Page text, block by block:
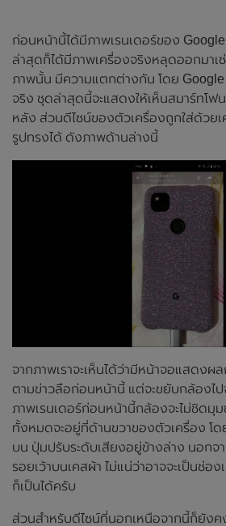
ก่อนหน้านี้ได้มีภาพเรนเดอร์ของ
ล่าสุดก็ได้มีภาพเครื่องจริงหลุดออกมา
ภาพนั้น มีความแตกต่างกัน โดย
จริง ชุดล่าสุดนี้จะแสดงให้เห็นสมาร์ทโฟ
หลัง ส่วนดีไซน์ของตัวเครื่องถูกใส่ด้วย
รูปทรงได้ ดังภาพด้านล่างนี้
จากภาพเราจะเห็นได้ว่ามีหน้าจอแสดงผ
ตามข่าวลือก่อนหน้านี้ แต่จะขยับกล้องไ
ภาพเรนเดอร์ก่อนหน้านี้กล้องจะไม่ชิดมุ
ทั้งหมดจะอยู่ที่ด้านขวาของตัวเครื่อง โ
บน ปุ่มปรับระดับเสียงอยู่ข้างล่าง นอกจ
รอยเว้าบนเคสผ้า ไม่แน่ว่าอาจจะเป็นช่อ
ก็เป็นได้ครับ
ส่วนสำหรับดีไซน์ที่นอกเหนือจากนี้ก็ยังค